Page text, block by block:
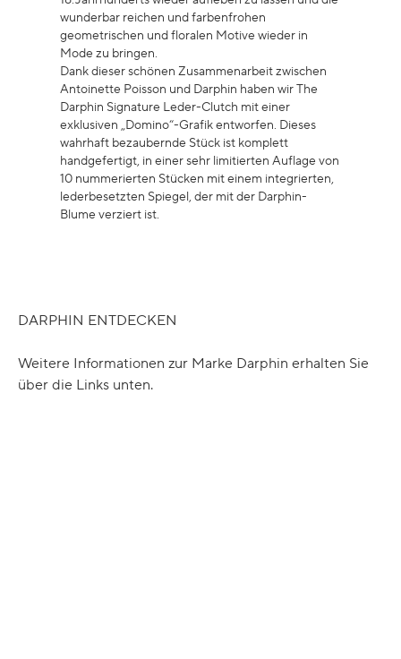
wunderbar reichen und farbenfrohen
geometrischen und floralen Motive wieder in
Mode zu bringen.
Dank dieser schönen Zusammenarbeit zwischen
Antoinette Poisson und Darphin haben wir The
Darphin Signature Leder-Clutch mit einer
exklusiven „Domino“-Grafik entworfen. Dieses
wahrhaft bezaubernde Stück ist komplett
handgefertigt, in einer sehr limitierten Auflage von
10 nummerierten Stücken mit einem integrierten,
lederbesetzten Spiegel, der mit der Darphin-
Blume verziert ist.
DARPHIN ENTDECKEN
Weitere Informationen zur Marke Darphin erhalten Sie
über die Links unten.